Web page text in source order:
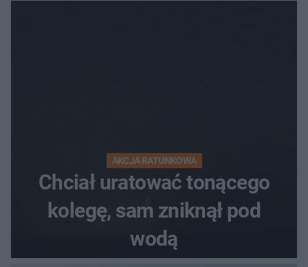
AKCJA RATUNKOWA
Chciał uratować tonącego
kolegę, sam zniknął pod
wodą